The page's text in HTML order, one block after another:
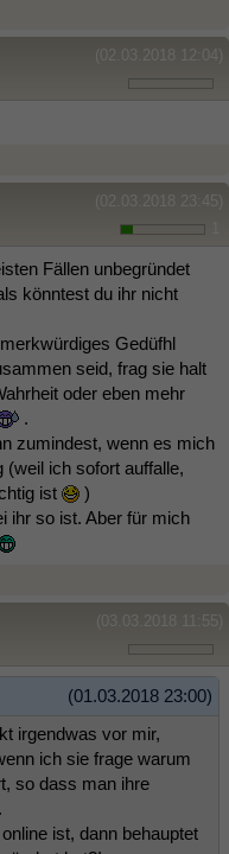
(02.03.2018 12:04)
(02.03.2018 23:45)
Fällen unbegründet
könntest du ihr nicht
Gedüfhl
seid, frag sie halt
oder eben mehr
.
zumindest, wenn es mich
(weil ich sofort auffalle,
ist
)
ihr so ist. Aber für mich
(03.03.2018 11:55)
(01.03.2018 23:00)
irgendwas vor mir,
ich sie frage warum
so dass man ihre
ist, dann behauptet